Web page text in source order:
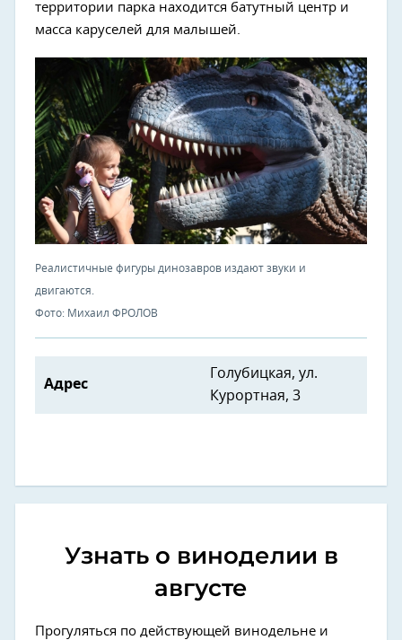
территории парка находится батутный центр и
масса каруселей для малышей.
Реалистичные фигуры динозавров издают звуки и
двигаются.
Фото: Михаил ФРОЛОВ
Адрес
Голубицкая, ул.
Курортная, 3
Узнать о виноделии в
августе
Прогуляться по действующей винодельне и